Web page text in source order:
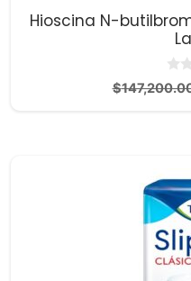
Hioscina N-
0
d
$